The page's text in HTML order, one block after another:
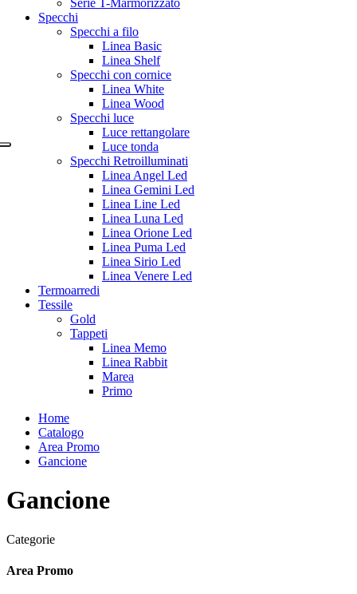
Serie T-Marmorizzato
Specchi
Specchi a filo
Linea Basic
Linea Shelf
Specchi con cornice
Linea White
Linea Wood
Specchi luce
Luce rettangolare
Luce tonda
Specchi Retroilluminati
Linea Angel Led
Linea Gemini Led
Linea Line Led
Linea Luna Led
Linea Orione Led
Linea Puma Led
Linea Sirio Led
Linea Venere Led
Termoarredi
Tessile
Gold
Tappeti
Linea Memo
Linea Rabbit
Marea
Primo
Home
Catalogo
Area Promo
Gancione
Gancione
Categorie
Area Promo